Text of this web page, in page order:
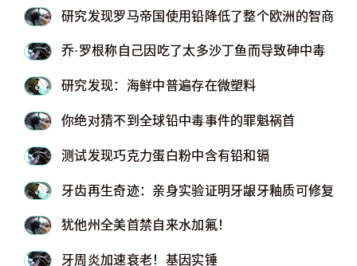
研究发现罗马帝国使用铅降低了整个欧洲的智商水
乔·罗根称自己因吃了太多沙丁鱼而导致砷中毒
研究发现：海鲜中普遍存在微塑料
你绝对猜不到全球铅中毒事件的罪魁祸首
测试发现巧克力蛋白粉中含有铅和镉
牙齿再生奇迹：亲身实验证明牙龈牙釉质可修复！
犹他州全美首禁自来水加氟！
牙周炎加速衰老！基因实锤